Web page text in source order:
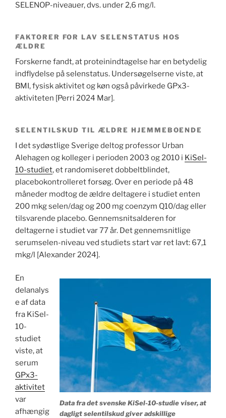
SELENOP-niveauer, dvs. under 2,6 mg/l.
FAKTORER FOR LAV SELENSTATUS HOS
ÆLDRE
Forskerne fandt, at proteinindtagelse har en betydelig
indflydelse på selenstatus. Undersøgelserne viste, at
BMI, fysisk aktivitet og køn også påvirkede GPx3-
aktiviteten [Perri 2024 Mar].
SELENTILSKUD TIL ÆLDRE HJEMMEBOENDE
I det sydøstlige Sverige deltog professor Urban
Alehagen og kolleger i perioden 2003 og 2010 i KiSel-
10-studiet, et randomiseret dobbeltblindet,
placebokontrolleret forsøg. Over en periode på 48
måneder modtog de ældre deltagere i studiet enten
200 mkg selen/dag og 200 mg coenzym Q10/dag eller
tilsvarende placebo. Gennemsnitsalderen for
deltagerne i studiet var 77 år. Det gennemsnitlige
serumselen-niveau ved studiets start var ret lavt: 67,1
mkg/l [Alexander 2024].
Data fra det svenske KiSel-10-studie viser, at
dagligt selentilskud giver adskillige
En
delanalys
e af data
fra KiSel-
10-
studiet
viste, at
serum
GPx3-
aktivitet
var
afhængig